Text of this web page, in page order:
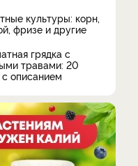
культуры: корн,
фризе и другие
грядка с
травами: 20
описанием